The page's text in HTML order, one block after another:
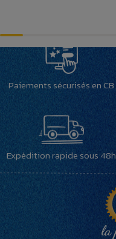
Paiements sécurisés en CB
Expédition rapide sous 48h